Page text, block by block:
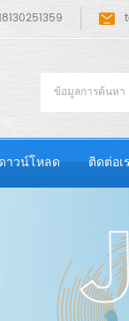
ดาวน์โหลด ติดต่อเ